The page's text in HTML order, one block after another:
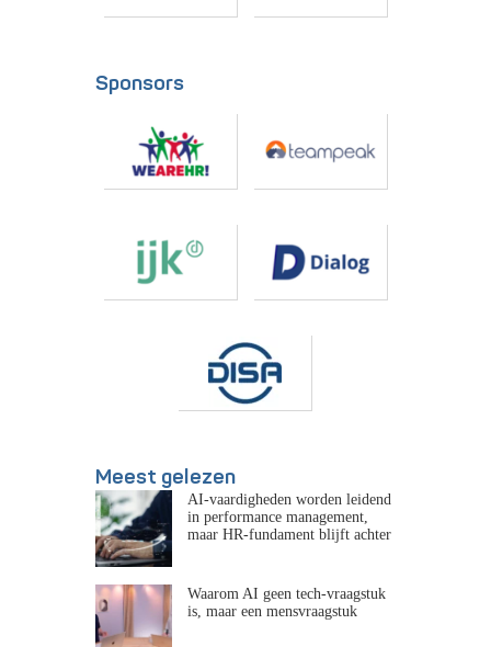
Sponsors
Meest gelezen
AI-vaardigheden worden leidend
in performance management,
maar HR-fundament blijft achter
Waarom AI geen tech-vraagstuk
is, maar een mensvraagstuk